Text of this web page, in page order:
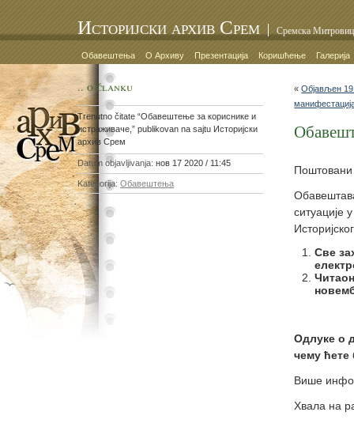
Историјски архив Срем Сремска
Обавештења О Архиву Презентација Коришћење Галерија
«Објављен
Поштовани
ситуације
Све
Одлуке о
чему
Више
Хвала на
.. o članku
Trenutno čitate “Обавештење за кориснике и
истраживаче,” publikovan na sajtu Историјски
архив Срем
Datum objavljivanja: нов 17 2020 / 11:45
Kategorija: Обавештења